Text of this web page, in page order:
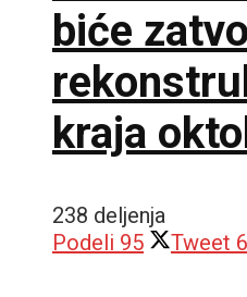
biće
kraja
238 deljenja
Podeli 95 Tweet